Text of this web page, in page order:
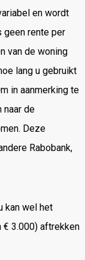
en wordt
geen rente per
van de woning
lang u gebruikt
in aanmerking te
naar de
Deze
Rabobank,
kan wel het
€ 3.000) aftrekken